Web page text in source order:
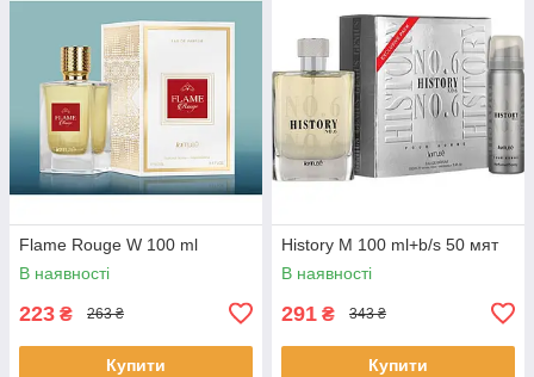
Flame Rouge W 100 ml
В наявності
223 ₴ 263 ₴
Купити
History M 100 ml+b/s 50 мят
В наявності
291 ₴ 343 ₴
Купити